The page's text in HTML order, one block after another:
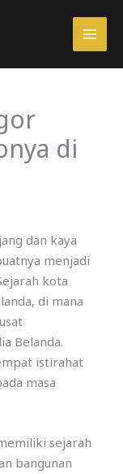
di
dan kaya
menjadi
kota
di mana
Belanda.
istirahat
masa
sejarah
bangunan